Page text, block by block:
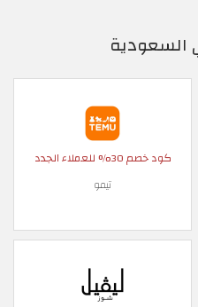
السعودية
كود خصم 30% للعملاء الجدد
تيمو